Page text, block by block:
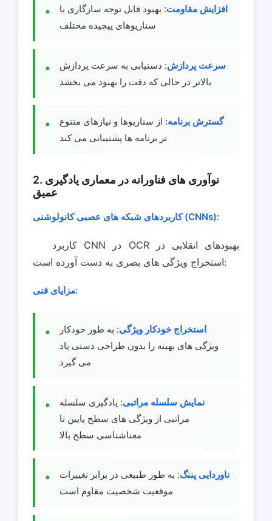
افزایش مقاومت: بهبود قابل توجه سازگاری با
سناریوهای پیچیده مختلف
سرعت پردازش: دستیابی به سرعت پردازش
بالاتر در حالی که دقت را بهبود می بخشد
گسترش برنامه: از سناریوها و نیازهای متنوع
تر برنامه ها پشتیبانی می کند
2. نوآوری های فناورانه در معماری یادگیری
عمیق
کاربردهای شبکه های عصبی کانولوشنی (CNNs):
کاربرد CNN در OCR بهبودهای انقلابی در
استخراج ویژگی های بصری به دست آورده است:
مزایای فنی:
استخراج خودکار ویژگی: به طور خودکار
ویژگی های بهینه را بدون طراحی دستی یاد
می گیرد
نمایش سلسله مراتبی: یادگیری سلسله
مراتبی از ویژگی های سطح پایین تا
معناشناسی سطح بالا
ناوردایی پننگ: به طور طبیعی در برابر تغییرات
موقعیت شخصیت مقاوم است